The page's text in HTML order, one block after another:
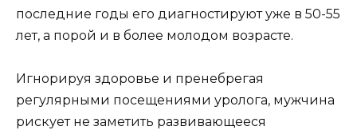
последние годы его диагностируют уже в 50-55
лет, а порой и в более молодом возрасте.
Игнорируя здоровье и пренебрегая
регулярными посещениями уролога, мужчина
рискует не заметить развивающееся